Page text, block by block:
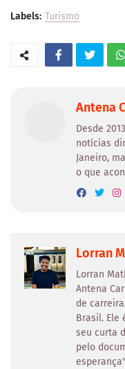
Labels: Turismo
Antena
Desde
notícias
Janeiro,
o que
Lorran
Lorran
Antena
de
Brasil. Ele
seu curta
pelo